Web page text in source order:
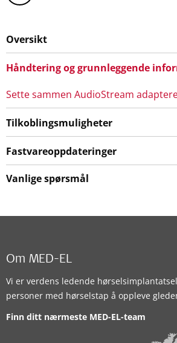
Oversikt
Håndtering og grunnleggende
Sette sammen AudioStream
Tilkoblingsmuligheter
Fastvareoppdateringer
Vanlige spørsmål
Om MED-EL
Vi er verdens ledende
personer med hørselstap å oppleve
Finn ditt nærmeste MED-EL-team